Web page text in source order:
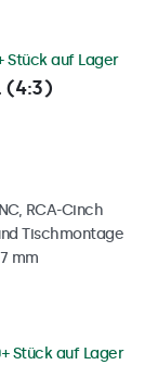
(4:3)
Stück auf Lager
RCA-Cinch
Tischmontage
mm
Stück auf Lager